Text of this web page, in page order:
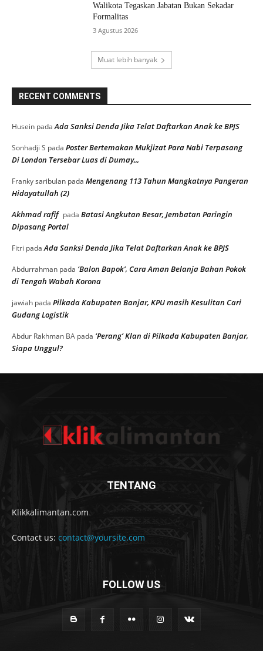
Walikota Tegaskan Jabatan Bukan Sekadar
Formalitas
3 Agustus 2026
Muat lebih banyak
RECENT COMMENTS
Husein padaAda Sanksi Denda Jika Telat Daftarkan Anak ke BPJS
Sonhadji S pada Poster Bertemakan Mukjizat Para Nabi Terpasang
Di London Tersebar Luas di Dumay,,,
Franky saribulan pada Mengenang 113 Tahun Mangkatnya Pangeran
Hidayatullah (2)
Akhmad rafif pada Batasi Angkutan Besar, Jembatan Paringin
Dipasang Portal
Fitri padaAda Sanksi Denda Jika Telat Daftarkan Anak ke BPJS
Abdurrahman pada ‘Balon Bapok’, Cara Aman Belanja Bahan Pokok
di Tengah Wabah Korona
jawiah pada Pilkada Kabupaten Banjar, KPU masih Kesulitan Cari
Gudang Logistik
Abdur Rakhman BA pada ‘Perang’ Klan di Pilkada Kabupaten Banjar,
Siapa Unggul?
TENTANG
Klikkalimantan.com
Contact us: contact@yoursite.com
FOLLOW US